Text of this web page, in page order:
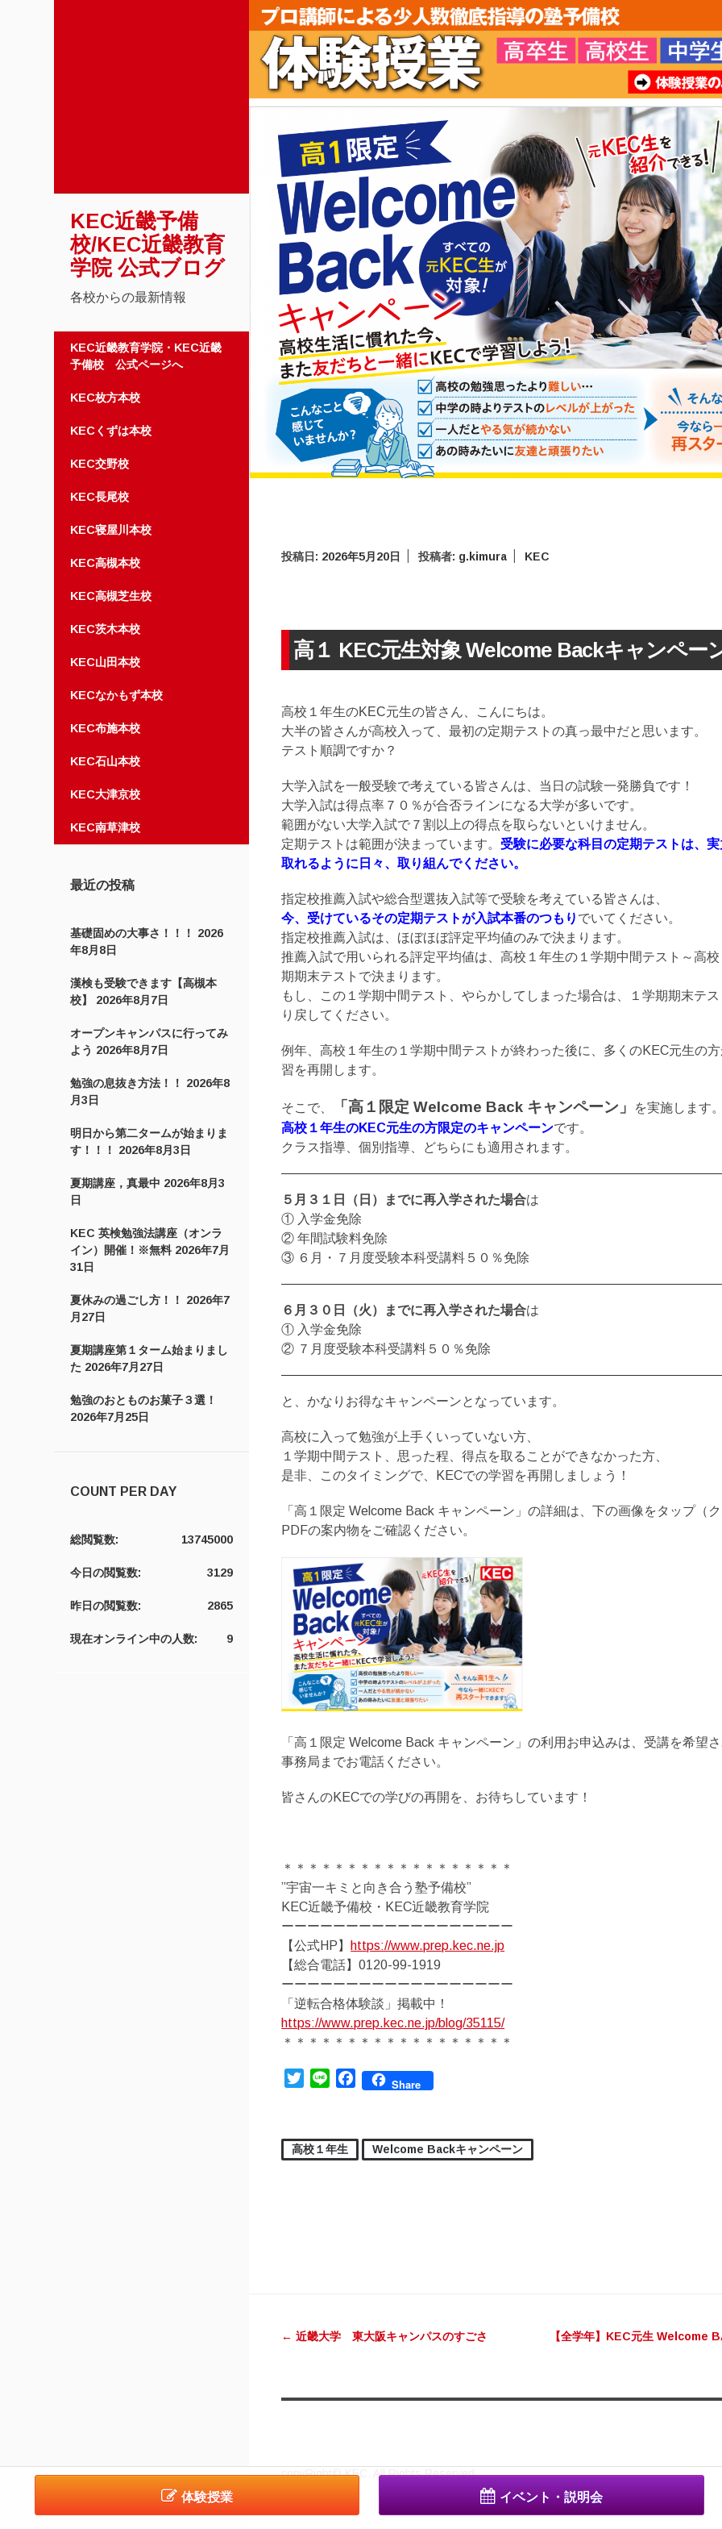
体験授業 イベント・説明会
KEC近畿予備
校/KEC近畿教育
学院 公式ブログ
各校からの最新情報
コンテンツへスキップ
KEC近畿教育学院・KEC近畿
予備校 公式ページへ
KEC枚方本校
KECくずは本校
KEC交野校
KEC長尾校
KEC寝屋川本校
KEC高槻本校
KEC高槻芝生校
KEC茨木本校
KEC山田本校
KECなかもず本校
KEC布施本校
KEC石山本校
KEC大津京校
KEC南草津校
最近の投稿
基礎固めの大事さ！！！
2026
年8月8日
漢検も受験できます【高槻本
校】
2026年8月7日
オープンキャンパスに行ってみ
よう 2026年8月7日
勉強の息抜き方法！！
2026年8
月3日
明日から第二タームが始まりま
す！！！
2026年8月3日
夏期講座，真最中 2026年8月3
日
KEC 英検勉強法講座（オンラ
イン）開催！※無料 2026年7月
31日
夏休みの過ごし方！！
2026年7
月27日
夏期講座第１ターム始まりまし
た 2026年7月27日
勉強のおとものお菓子３選！
2026年7月25日
COUNT PER DAY
13745000
総閲覧数:
3129
今日の閲覧数:
2865
昨日の閲覧数:
9
現在オンライン中の人数:
投稿日: 2026年5月20日 投稿者: g.kimura KEC
高１ KEC元生対象 Welcome Backキャンペー
高校１年生のKEC元生の皆さん、こんにちは。
大半の皆さんが高校入って、最初の定期テストの真っ最中だと思います。
テスト順調ですか？
大学入試を一般受験で考えている皆さんは、当日の試験一発勝負です！
大学入試は得点率７０％が合否ラインになる大学が多いです。
範囲がない大学入試で７割以上の得点を取らないといけません。
定期テストは範囲が決まっています。 受験に必要な科目の定期テストは、
取れるように日々、取り組んでください。
指定校推薦入試や総合型選抜入試等で受験を考えている皆さんは、
今、受けているその定期テストが入試本番のつもり でいてください。
指定校推薦入試は、ほぼほぼ評定平均値のみで決まります。
推薦入試で用いられる評定平均値は、高校１年生の１学期中間テスト～高
期期末テストで決まります。
もし、この１学期中間テスト、やらかしてしまった場合は、１学期期末テ
り戻してください。
例年、高校１年生の１学期中間テストが終わった後に、多くのKEC元生の
習を再開します。
そこで、 「高１限定 Welcome Back キャンペーン」
を実施します
高校１年生のKEC元生の方限定のキャンペーンです。
クラス指導、個別指導、どちらにも適用されます。
５月３１日（日）までに再入学された場合は
① 入学金免除
② 年間試験料免除
③ ６月・７月度受験本科受講料５０％免除
６月３０日（火）までに再入学された場合は
① 入学金免除
② ７月度受験本科受講料５０％免除
と、かなりお得なキャンペーンとなっています。
高校に入って勉強が上手くいっていない方、
１学期中間テスト、思った程、得点を取ることができなかった方、
是非、このタイミングで、KECでの学習を再開しましょう！
「高１限定 Welcome Back キャンペーン」の詳細は、下の画像をタップ（
PDFの案内物をご確認ください。
「高１限定 Welcome Back キャンペーン」の利用お申込みは、受講を希望
事務局までお電話ください。
皆さんのKECでの学びの再開を、お待ちしています！
＊＊＊＊＊＊＊＊＊＊＊＊＊＊＊＊＊＊
”宇宙一キミと向き合う塾予備校”
KEC近畿予備校・KEC近畿教育学院
ーーーーーーーーーーーーーーーーーー
【公式HP】
https://www.prep.kec.ne.jp
【総合電話】0120-99-1919
ーーーーーーーーーーーーーーーーーー
「逆転合格体験談」掲載中！
https://www.prep.kec.ne.jp/blog/35115/
＊＊＊＊＊＊＊＊＊＊＊＊＊＊＊＊＊＊
TwitterLine FacebookShare
高校１年生 Welcome Backキャンペーン
← 近畿大学 東大阪キャンパスのすごさ 【全学年】KEC元生 Welcome
copyRight© KEC. All Rights Reserved.